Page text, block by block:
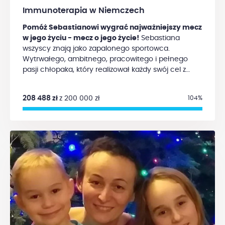
niewiele, bo leczenie musi rozpocząć się jeszcze w
lipcu.Każda wpłata przybliża mnie do możliwości
rozpoczęcia terapii, która może uratować moje
zdrowie i życie.Dziękuję za każdą formę wsparcia -
finansową, udostępnienie zbiórki, dobre słowo.
Mocno wierzę w to, że z Waszą pomocą to
Immunoterapia w Niemczech
Pomóż Sebastianowi wygrać najważniejszy mecz
w jego życiu - mecz o jego życie!
wszyscy znają jako zapalonego sportowca.
Wytrwałego, ambitnego, pracowitego i pełnego
pasji chłopaka, który realizował każdy swój cel z
kontynuował swoje pasje jako zawodnik i oprócz
tego był trenerem tenisa. W wolnych chwilach jego
crossfit. Nie uznawał wymówek ani rzeczy
niemożliwych. Podtrzymajmy jego wiarę i
determinację, którą zawsze się dzielił i pielęgnował
u innych. Choroba rozwijała się niepozornie, zaczęło
się od zawrotów głowy, z czasem zaczęły się
problemy ze wzrokiem, które utrudniały mu pracę
na korcie. W 2019 roku zdiagnozowano u Sebastiana
glejaka II stopnia (nieoperacyjnego guza mózgu).
Świat się zawalił, ale piłka nadal była w grze i walka
208 488 zł z 200 000 zł 104%